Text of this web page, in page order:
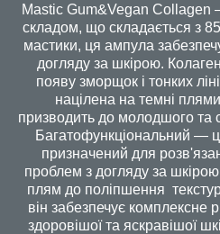
Mastic Gum&Vegan Collagen
складом, що складається з
мастики, ця ампула
догляду за шкірою.
появу зморщок і тонких
націлена на темні
призводить до молодшого та
Багатофункціональний —
призначений для
проблем з догляду за
плям до поліпшення
він забезпечує комплексне
здоровішої та яскравішої